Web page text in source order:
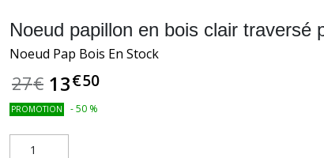
Noeud papillon en bois clair
Noeud Pap Bois En Stock
27€ 13€50
PROMOTION -50 %